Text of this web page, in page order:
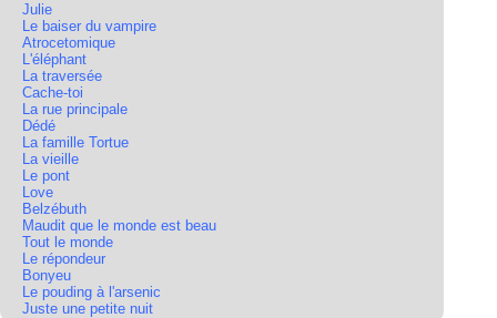
Julie
Le baiser du vampire
Atrocetomique
L'éléphant
La traversée
Cache-toi
La rue principale
Dédé
La famille Tortue
La vieille
Le pont
Love
Belzébuth
Maudit que le monde est beau
Tout le monde
Le répondeur
Bonyeu
Le pouding à l'arsenic
Juste une petite nuit